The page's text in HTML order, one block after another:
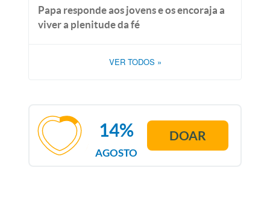
Papa responde aos jovens e os encoraja a
viver a plenitude da fé
VER TODOS »
AGOSTO
14% DOAR